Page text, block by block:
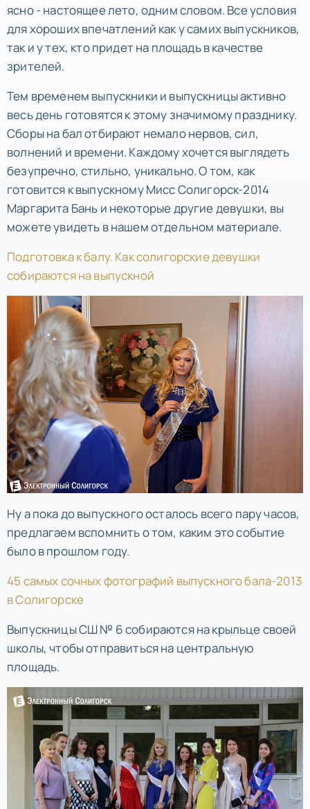
ясно - настоящее лето, одним словом. Все условия
для хороших впечатлений как у самих выпускников,
так и у тех, кто придет на площадь в качестве
зрителей.
Тем временем выпускники и выпускницы активно
весь день готовятся к этому значимому празднику.
Сборы на бал отбирают немало нервов, сил,
волнений и времени. Каждому хочется выглядеть
безупречно, стильно, уникально. О том, как
готовится к выпускному Мисс Солигорск-2014
Маргарита Бань и некоторые другие девушки, вы
можете увидеть в нашем отдельном материале.
Подготовка к балу. Как солигорские девушки
собираются на выпускной
Ну а пока до выпускного осталось всего пару часов,
предлагаем вспомнить о том, каким это событие
было в прошлом году.
45 самых сочных фотографий выпускного бала-2013
в Солигорске
Выпускницы СШ № 6 собираются на крыльце своей
школы, чтобы отправиться на центральную
площадь.